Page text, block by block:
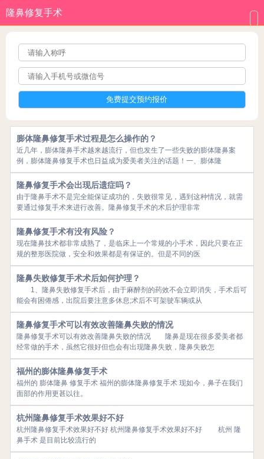
隆鼻修复手术
膨体隆鼻修复手术过程是怎么操作的？
近几年，膨体隆鼻手术越来越流行，但也发生了一些失败的膨体隆鼻案
例，膨体隆鼻修复手术也日益成为爱美者关注的话题！一、膨体隆
隆鼻修复手术会出现后遗症吗？
由于隆鼻手术不是完全能保证成功的，失败很常见，遇到这种情况，就需
要通过修复手术来进行改善。隆鼻修复手术的术后护理非常
隆鼻修复手术有没有风险？
现在隆鼻技术都非常成熟了，是临床上一个常规的小手术，因此只要在正
规的整形医院做，安全和效果都是有保证的。但是不同的医
隆鼻失败修复手术术后如何护理？
1、隆鼻失败修复手术后，由于麻醉剂的药效不会立即消失，手术后可
能会有困倦感，出院后要注意多休息;术后不可架驶车辆或从
隆鼻修复手术可以有效改善隆鼻失败的情况
隆鼻修复手术可以有效改善隆鼻失败的情况 隆鼻是现在很多爱美者都
经常做的手术，虽然它很好但也会有出现隆鼻失败，隆鼻失败怎
福州的膨体隆鼻修复手术
福州的 膨体隆鼻 修复手术 福州的膨体隆鼻修复手术 现如今，鼻子在我们
面部的作用更甚以往。
杭州隆鼻修复手术效果好不好
杭州隆鼻修复手术效果好不好 杭州隆鼻修复手术效果好不好 杭州 隆
鼻手术 是目前比较流行的